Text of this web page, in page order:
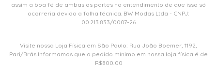
assim a boa fé de ambas as partes no entendimento de que isso só
ocorreria devido a falha técnica. BW Modas Ltda - CNPJ:
00.213.833/0007-26
Visite nossa Loja Física em São Paulo: Rua João Boemer, 1192,
Pari/Brás Informamos que o pedido mínimo em nossa loja física é de
R$800,00